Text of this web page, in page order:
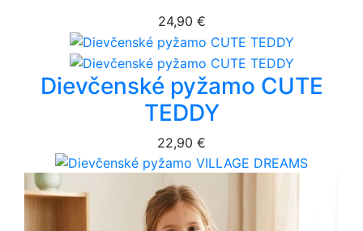
24,90 €
Dievčenské pyžamo CUTE
TEDDY
22,90 €